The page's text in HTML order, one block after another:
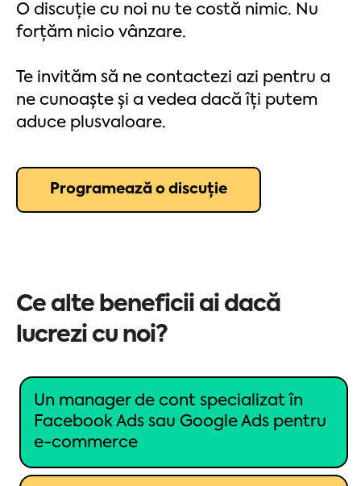
O discuție cu noi nu te costă nimic. Nu
forțăm nicio vânzare.
Te invităm să ne contactezi azi pentru a
ne cunoaște și a vedea dacă îți putem
aduce plusvaloare.
Programează o discuție
Ce alte beneficii ai dacă
lucrezi cu noi?
Un manager de cont specializat în
Facebook Ads sau Google Ads pentru
e-commerce